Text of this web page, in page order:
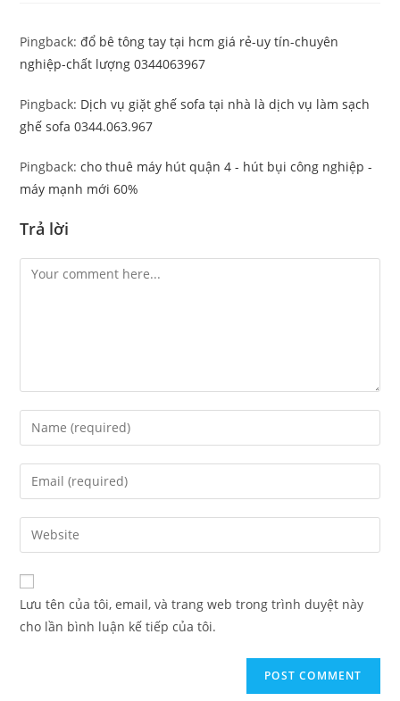
Pingback:đổ bê tông tay tại hcm giá rẻ-uy tín-chuyên
nghiệp-chất lượng 0344063967
Pingback: Dịch vụ giặt ghế sofa tại nhà là dịch vụ làm sạch
ghế sofa 0344.063.967
Pingback:cho thuê máy hút quận 4 - hút bụi công nghiệp -
máy mạnh mới 60%
Trả lời
Comment
Enter
your
name
comment
Enter
your
email
address
comment
Enter
your
website
URL
Lưu tên của tôi, email, và trang web trong trình duyệt này
cho lần bình luận kế tiếp của tôi.